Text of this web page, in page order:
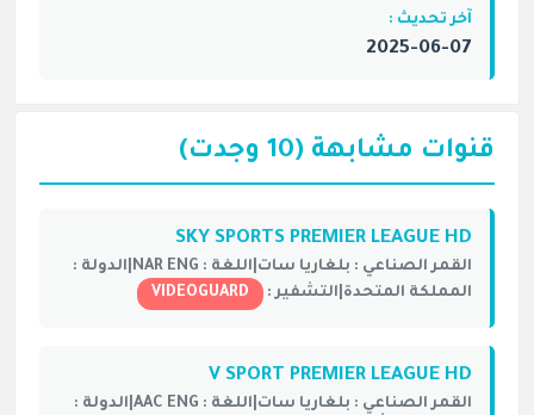
آخر تحديث :
2025-06-07
قنوات مشابهة (10 وجدت)
SKY SPORTS PREMIER LEAGUE HD
القمر الصناعي : بلغاريا سات| اللغة :
الدولة :
المملكة المتحدة| التشفير : VIDEOGUARD
V SPORT PREMIER LEAGUE HD
القمر الصناعي : بلغاريا سات| اللغة :
الدولة :